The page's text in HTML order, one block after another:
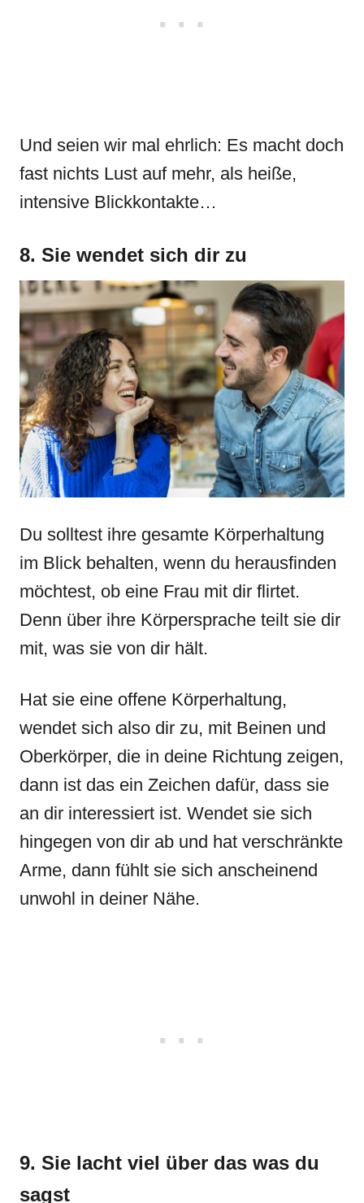
Und seien wir mal ehrlich: Es macht doch
fast nichts Lust auf mehr, als heiße,
intensive Blickkontakte…
8. Sie wendet sich dir zu
Du solltest ihre gesamte Körperhaltung
im Blick behalten, wenn du herausfinden
möchtest, ob eine Frau mit dir flirtet.
Denn über ihre Körpersprache teilt sie dir
mit, was sie von dir hält.
Hat sie eine offene Körperhaltung,
wendet sich also dir zu, mit Beinen und
Oberkörper, die in deine Richtung zeigen,
dann ist das ein Zeichen dafür, dass sie
an dir interessiert ist. Wendet sie sich
hingegen von dir ab und hat verschränkte
Arme, dann fühlt sie sich anscheinend
unwohl in deiner Nähe.
9. Sie lacht viel über das was du
sagst